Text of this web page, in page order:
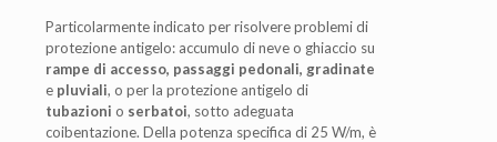
Particolarmente indicato per risolvere problemi di
protezione antigelo: accumulo di neve o ghiaccio su
rampe di accesso, passaggi pedonali, gradinate
e pluviali, o per la protezione antigelo di
tubazioni o serbatoi, sotto adeguata
coibentazione. Della potenza specifica di 25 W/m, è